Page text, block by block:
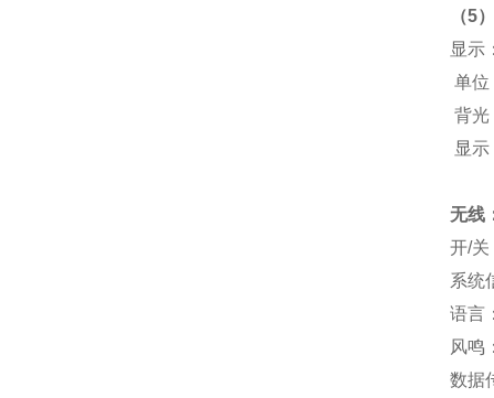
（5
显示
单位
背光
显示
无线
开/关
系统
语言
风鸣
数据